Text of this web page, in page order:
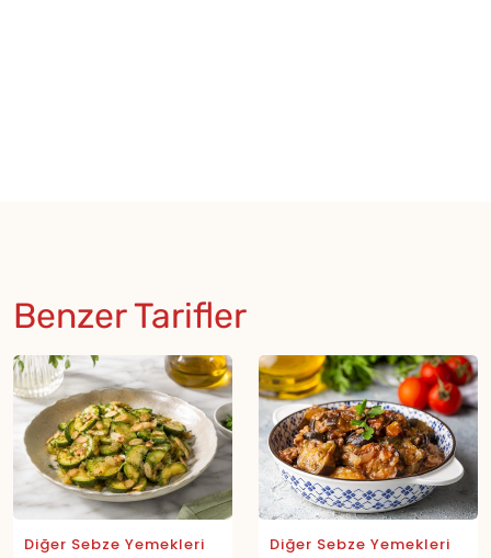
Benzer Tarifler
Diğer Sebze Yemekleri
Diğer Sebze Yemekleri